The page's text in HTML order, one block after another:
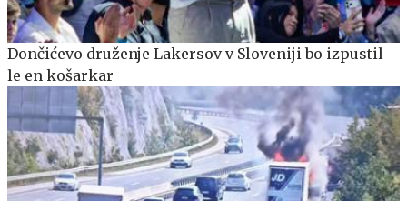
Dončićevo druženje Lakersov v Sloveniji bo izpustil
le en košarkar